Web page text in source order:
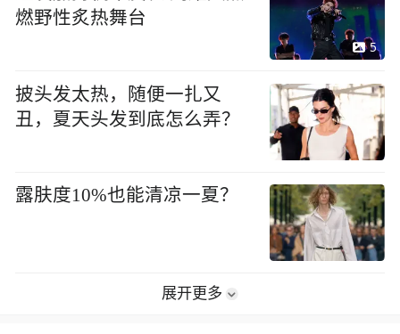
燃野性炙热舞台
5
披头发太热，随便一扎又
丑，夏天头发到底怎么弄？
露肤度10%也能清凉一夏？
展开更多